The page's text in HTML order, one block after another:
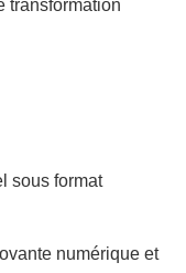
transformation
sous format
numérique et